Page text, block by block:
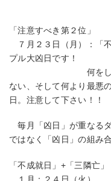
「注意すべき第２位」
７月２３日（月）：「
プル大凶日です！
何をしてもうま
ない、そして何
日。注意して下さい！！
毎月「凶日」が重なる
ではなく「凶日」の組み
「不成就日」+「三隣亡」